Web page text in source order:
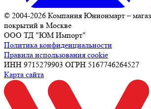
© 2004-2026 Компания Юнионмарт –
покрытий в Москве
ООО ТД "ЮМ Импорт"
Политика конфиденциальности
Правила использования cookie
ИНН 9715279903 ОГРН 5167746264527
Карта сайта